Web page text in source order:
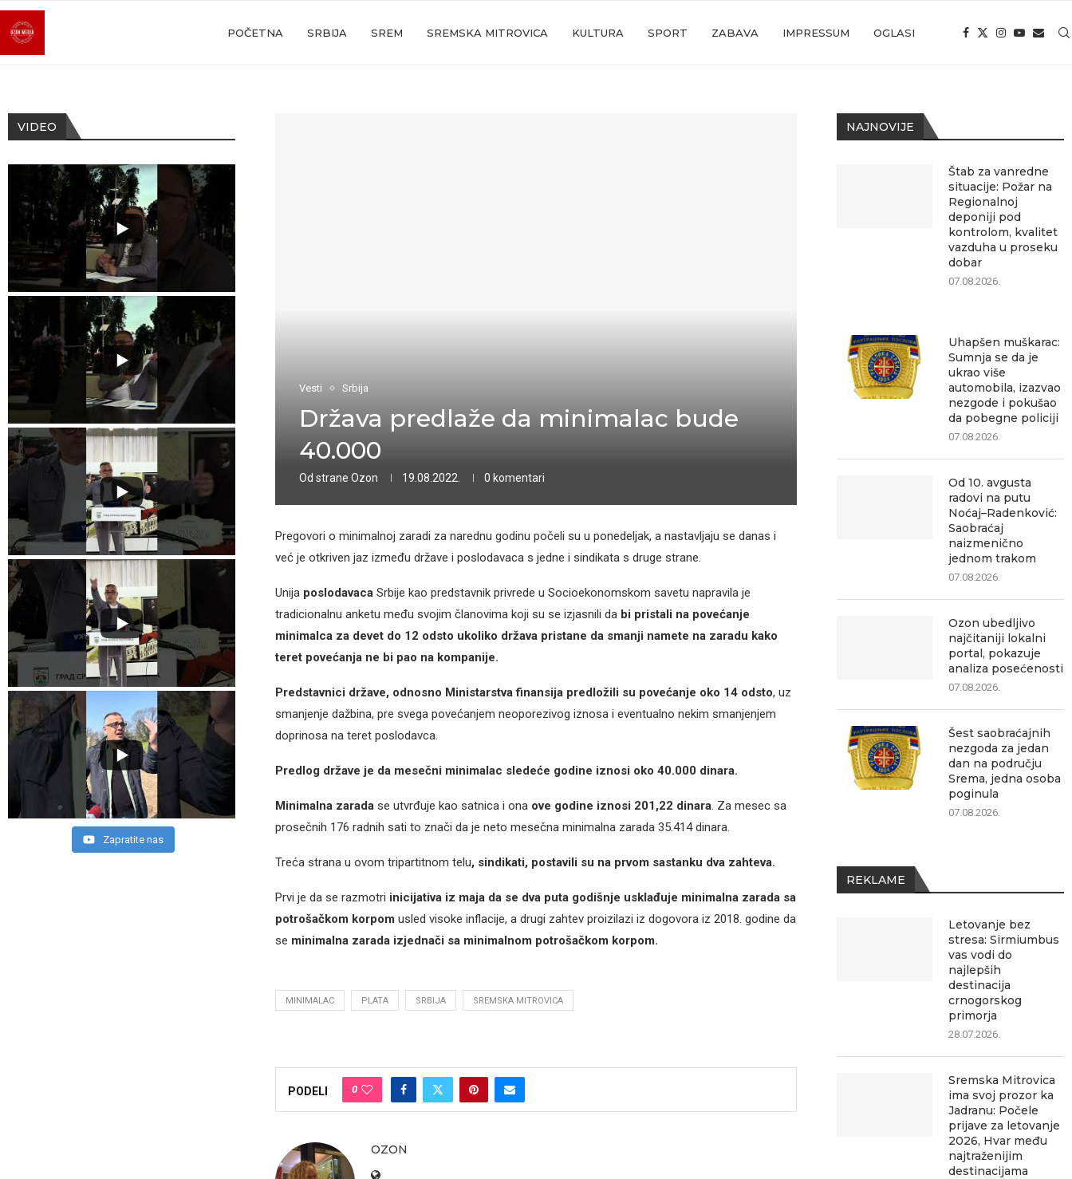
POČETNA SRBIJA SREM SREMSKA MITROVICA KULTURA SPORT ZABAVA IMPRESSUM OGLASI
Vesti Srbija
Država predlaže da minimalac bude
40.000
Od strane Ozon 19.08.2022. 0 komentari
Pregovori o minimalnoj zaradi za narednu godinu počeli su u ponedeljak, a nastavljaju se danas i
već je otkriven jaz između države i poslodavaca s jedne i sindikata s druge strane.
Unija poslodavacaSrbije kao predstavnik privrede u Socioekonomskom savetu napravila je
tradicionalnu anketu među svojim članovima koji su se izjasnili dabi pristali na povećanje
minimalca za devet do 12 odsto ukoliko država pristane da smanji namete na zaradu kako
teret povećanja ne bi pao na kompanije.
Predstavnici države, odnosno Ministarstva finansija predložili su povećanje oko 14 odsto, uz
smanjenje dažbina, pre svega povećanjem neoporezivog iznosa i eventualno nekim smanjenjem
doprinosa na teret poslodavca.
Predlog države je da mesečni minimalac sledeće godine iznosi oko 40.000 dinara.
Minimalna zaradase utvrđuje kao satnica i ona ove godine iznosi 201,22 dinara. Za mesec sa
prosečnih 176 radnih sati to znači da je neto mesečna minimalna zarada 35.414 dinara.
Treća strana u ovom tripartitnom telu, sindikati, postavili su na prvom sastanku dva zahteva.
Prvi je da se razmotri inicijativa iz maja da se dva puta godišnje usklađuje minimalna zarada sa
potrošačkom korpom usled visoke inflacije, a drugi zahtev proizilazi iz dogovora iz 2018. godine da
se minimalna zarada izjednači sa minimalnom potrošačkom korpom.
MINIMALAC PLATA SRBIJA SREMSKA MITROVICA
PODELI 0
OZON
NAJNOVIJE
Štab za vanredne
situacije: Požar na
Regionalnoj
deponiji pod
kontrolom, kvalitet
vazduha u proseku
dobar
07.08.2026.
Uhapšen muškarac:
Sumnja se da je
ukrao više
automobila, izazvao
nezgode i pokušao
da pobegne policiji
07.08.2026.
Od 10. avgusta
radovi na putu
Noćaj–Radenković:
Saobraćaj
naizmenično
jednom trakom
07.08.2026.
Ozon ubedljivo
najčitaniji lokalni
portal, pokazuje
analiza posećenosti
07.08.2026.
Šest saobraćajnih
nezgoda za jedan
dan na području
Srema, jedna osoba
poginula
07.08.2026.
REKLAME
Letovanje bez
stresa: Sirmiumbus
vas vodi do
najlepših
destinacija
crnogorskog
primorja
28.07.2026.
Sremska Mitrovica
ima svoj prozor ka
Jadranu: Počele
prijave za letovanje
2026, Hvar među
najtraženijim
destinacijama
VIDEO
Zapratite nas